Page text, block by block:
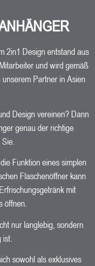
2in1 Design entstand aus
und wird gemäß
Partner in Asien
Design vereinen? Dann
genau der richtige
Funktion eines simplen
Flaschenöffner kann
mit
öffnen.
nur langlebig, sondern
sowohl als exklusives